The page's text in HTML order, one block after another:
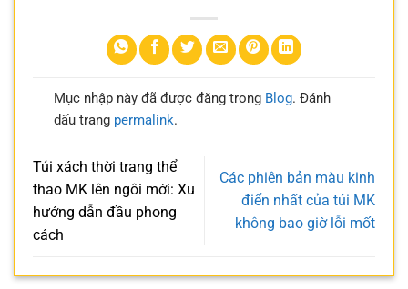
Mục nhập này đã được đăng trong Blog. Đánh
dấu trang permalink.
Túi xách thời trang thể
thao MK lên ngôi mới: Xu
hướng dẫn đầu phong
cách
Các phiên bản màu kinh
điển nhất của túi MK
không bao giờ lỗi mốt